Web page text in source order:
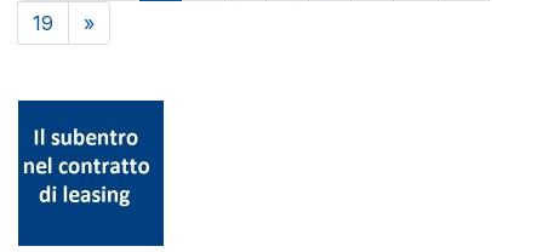
19
»